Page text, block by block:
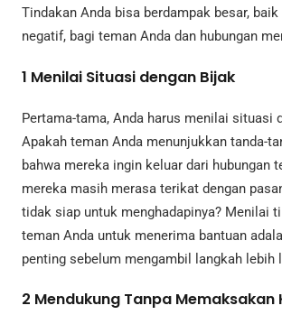
Tindakan Anda bisa berdampak besar,
negatif, bagi teman Anda dan hubungan
1 Menilai Situasi dengan Bijak
Pertama-tama, Anda harus menilai situasi
Apakah teman Anda menunjukkan tanda-
bahwa mereka ingin keluar dari hubungan
mereka masih merasa terikat dengan
tidak siap untuk menghadapinya? Menilai
teman Anda untuk menerima bantuan
penting sebelum mengambil langkah lebih
2 Mendukung Tanpa Memaksakan